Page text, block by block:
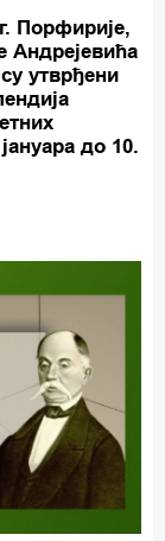
Порфирије,
Андрејевића
утврђени
до 10.